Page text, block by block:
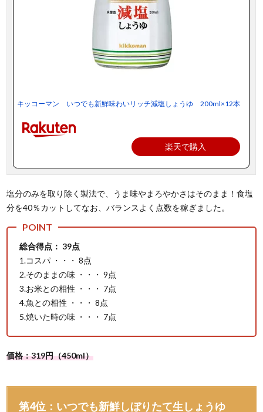
キッコーマン いつでも新鮮味わいリッチ減塩しょうゆ 200ml×12本
楽天で購入
塩分のみを取り除く製法で、うま味やまろやかさはそのまま！食塩
分を40％カットしてなお、バランスよく点数を稼ぎました。
総合得点： 39点
1.コスパ ・・・ 8点
2.そのままの味 ・・・ 9点
3.お米との相性 ・・・ 7点
4.魚との相性 ・・・ 8点
5.焼いた時の味 ・・・ 7点
価格：319円（450ml）
第4位：いつでも新鮮しぼりたて生しょうゆ